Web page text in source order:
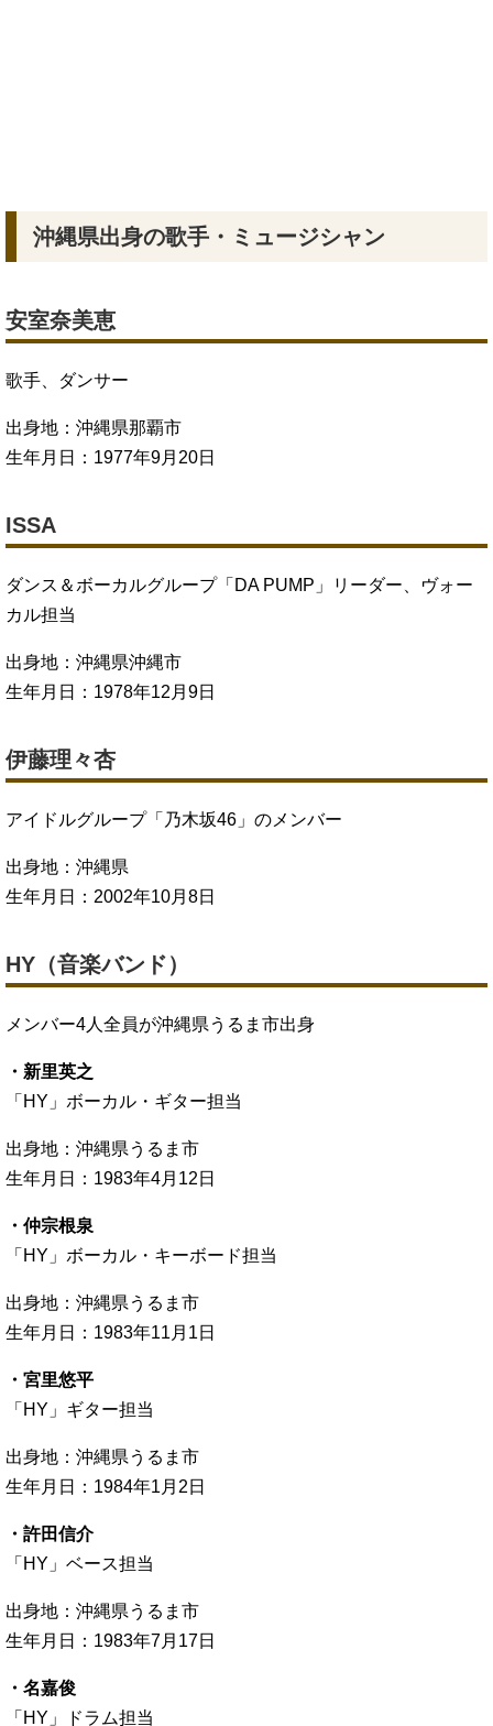
沖縄県出身の歌手・ミュージシャン
安室奈美恵
歌手、ダンサー
出身地：沖縄県那覇市
生年月日：1977年9月20日
ISSA
ダンス＆ボーカルグループ「DA PUMP」リーダー、ヴォー
カル担当
出身地：沖縄県沖縄市
生年月日：1978年12月9日
伊藤理々杏
アイドルグループ「乃木坂46」のメンバー
出身地：沖縄県
生年月日：2002年10月8日
HY（音楽バンド）
メンバー4人全員が沖縄県うるま市出身
・新里英之
「HY」ボーカル・ギター担当
出身地：沖縄県うるま市
生年月日：1983年4月12日
・仲宗根泉
「HY」ボーカル・キーボード担当
出身地：沖縄県うるま市
生年月日：1983年11月1日
・宮里悠平
「HY」ギター担当
出身地：沖縄県うるま市
生年月日：1984年1月2日
・許田信介
「HY」ベース担当
出身地：沖縄県うるま市
生年月日：1983年7月17日
・名嘉俊
「HY」ドラム担当